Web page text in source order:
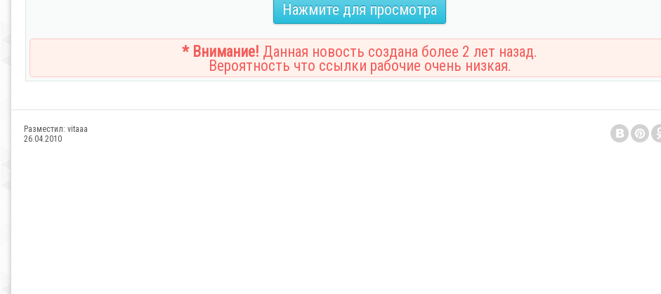
Нажмите для просмотра
* Внимание! Данная новость создана более 2 лет назад.
Вероятность что ссылки рабочие очень низкая.
Разместил: vitaaa
26.04.2010